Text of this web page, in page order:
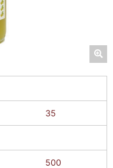
35
500